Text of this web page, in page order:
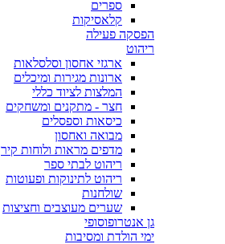
ספרים
קלאסיקות
הפסקה פעילה
ריהוט
ארגזי אחסון וסלסלאות
ארונות מגירות ומיכלים
המלצות לציוד כללי
חצר - מתקנים ומשחקים
כיסאות וספסלים
מבואה ואחסון
מדפים מראות ולוחות קיר
ריהוט לבתי ספר
ריהוט לתינוקות ופעוטות
שולחנות
שערים מעוצבים וחציצות
גן אנטרופוסופי
ימי הולדת ומסיבות